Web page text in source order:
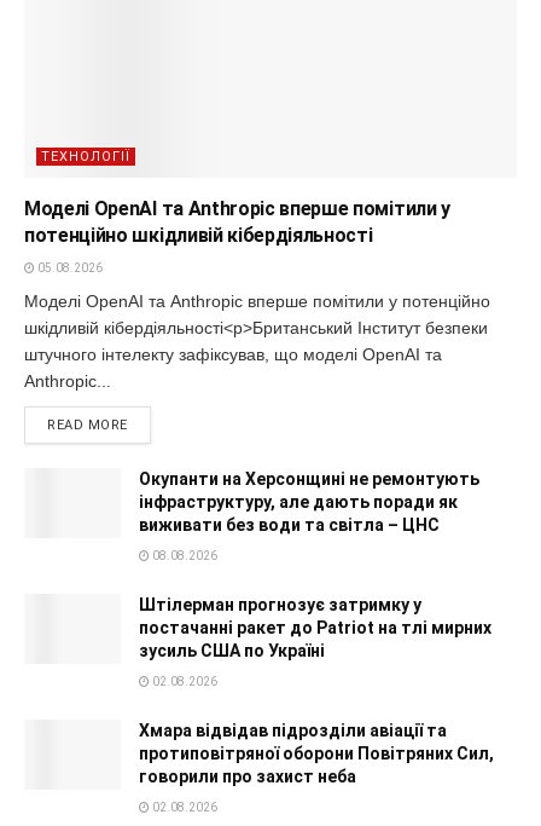
ТЕХНОЛОГІЇ
Моделі OpenAI та Anthropic вперше помітили у
потенційно шкідливій кібердіяльності
05.08.2026
Моделі OpenAI та Anthropic вперше помітили у потенційно
шкідливій кібердіяльності<p>Британський Інститут безпеки
штучного інтелекту зафіксував, що моделі OpenAI та
Anthropic...
READ MORE
Окупанти на Херсонщині не ремонтують
інфраструктуру, але дають поради як
виживати без води та світла – ЦНС
08.08.2026
Штілерман прогнозує затримку у
постачанні ракет до Patriot на тлі мирних
зусиль США по Україні
02.08.2026
Хмара відвідав підрозділи авіації та
протиповітряної оборони Повітряних Сил,
говорили про захист неба
02.08.2026